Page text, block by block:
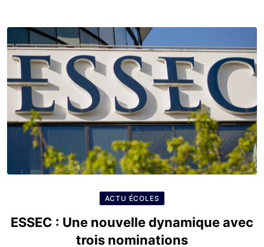
ACTU ÉCOLES
ESSEC : Une nouvelle dynamique avec
trois nominations